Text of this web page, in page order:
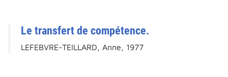
Le transfert de compétence.
LEFEBVRE-TEILLARD, Anne, 1977